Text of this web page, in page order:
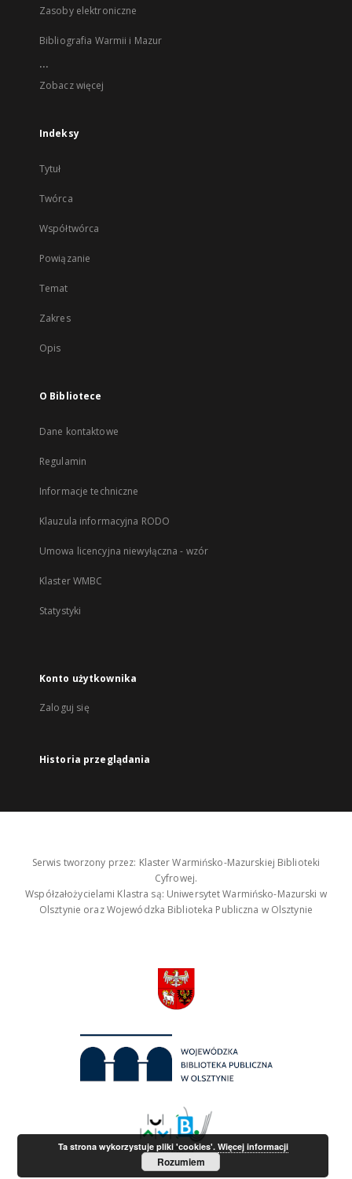
Zasoby elektroniczne
Bibliografia Warmii i Mazur
...
Zobacz więcej
Indeksy
Tytuł
Twórca
Współtwórca
Powiązanie
Temat
Zakres
Opis
O Bibliotece
Dane kontaktowe
Regulamin
Informacje techniczne
Klauzula informacyjna RODO
Umowa licencyjna niewyłączna - wzór
Klaster WMBC
Statystyki
Konto użytkownika
Zaloguj się
Historia przeglądania
Serwis tworzony przez: Klaster Warmińsko-Mazurskiej Biblioteki
Cyfrowej.
Współzałożycielami Klastra są: Uniwersytet Warmińsko-Mazurski w
Olsztynie oraz Wojewódzka Biblioteka Publiczna w Olsztynie
Ta strona wykorzystuje pliki 'cookies'. Więcej informacji
Rozumiem